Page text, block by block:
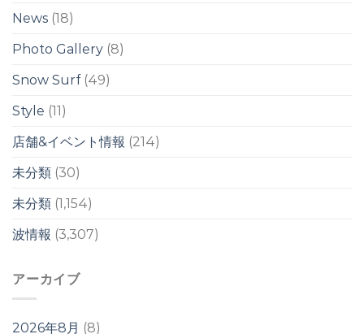
ド
レ
ク
News (18)
Photo Gallery (8)
Snow Surf(49)
Style (11)
店舗&イベント情報 (214)
未分類 (30)
未分類 (1,154)
波情報 (3,307)
アーカイブ
2026年8月 (8)